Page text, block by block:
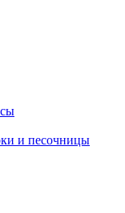
и песочницы